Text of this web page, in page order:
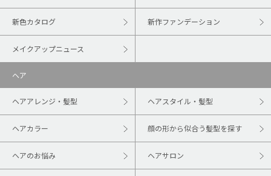
新色カタログ 新作ファンデーション
メイクアップニュース
ヘア
ヘアアレンジ・髪型 ヘアスタイル・髪型
ヘアカラー 顔の形から似合う髪型を探す
ヘアのお悩み ヘアサロン